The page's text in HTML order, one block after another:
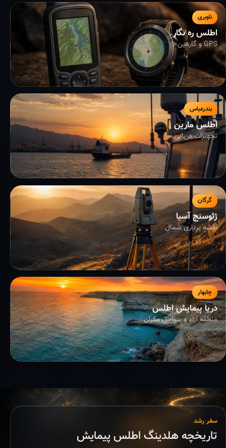
ناوبری
اطلس ره نگار
GPS و گارمین
بندرعباس
اطلس مارین
تجهیزات دریایی
گرگان
ژئوسنج آسیا
نقشه برداری شمال
چابهار
دریا پیمایش اطلس
منطقه آزاد و سواحل مکران
سفر رشد
تاریخچه هلدینگ اطلس پیمایش